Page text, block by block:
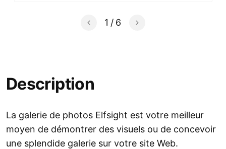
1 / 6
Description
La galerie de photos Elfsight est votre meilleur
moyen de démontrer des visuels ou de concevoir
une splendide galerie sur votre site Web.